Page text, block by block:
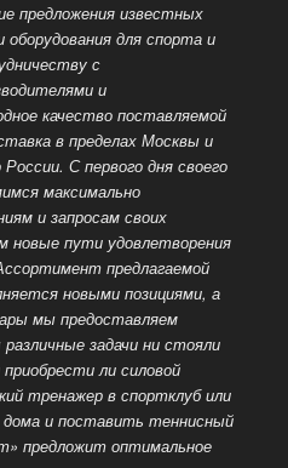
предложения известных
для спорта и
с
и
качество поставляемой
в пределах Москвы и
С первого дня своего
максимально
и запросам своих
новые пути удовлетворения
предлагаемой
новыми позициями, а
мы предоставляем
задачи ни стояли
ли силовой
тренажер в спортклуб или
и поставить теннисный
предложит оптимальное